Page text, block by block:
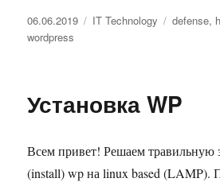
Опубликовано
06.06.2019 Рубрики
IT Technology Метки
defense,
wordpress
Установка WP
Всем привет! Решаем травильную
(install) wp на linux based (LAMP).